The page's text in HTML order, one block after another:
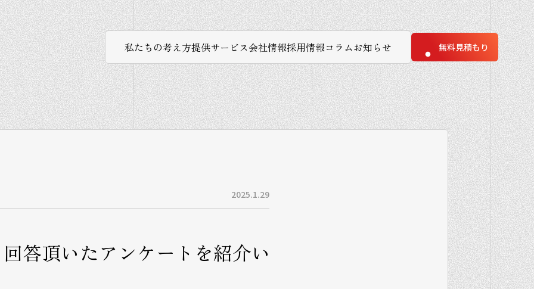
私たちの考え方提供サービス会社情報採用情報コラムお知らせ 無料見積もり
2025.1.29
答頂いたアンケートを紹介い